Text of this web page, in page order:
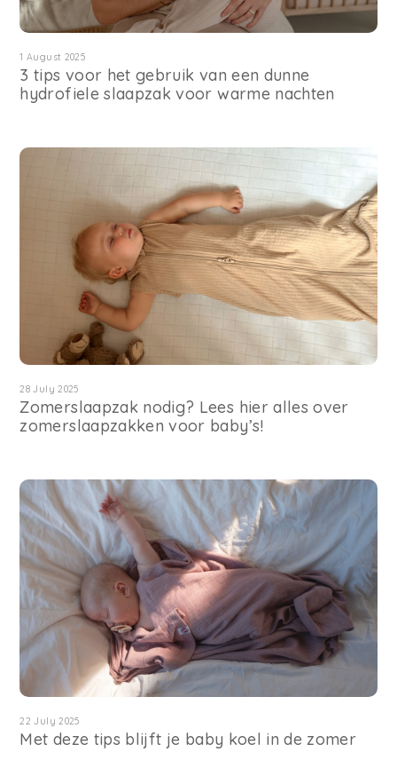
1 August 2025
3 tips voor het gebruik van een dunne
hydrofiele slaapzak voor warme nachten
28 July 2025
Zomerslaapzak nodig? Lees hier alles over
zomerslaapzakken voor baby’s!
22 July 2025
Met deze tips blijft je baby koel in de zomer